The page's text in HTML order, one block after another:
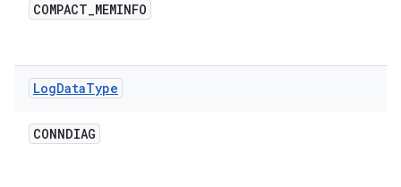
COMPACT_MEMINFO
LogDataType
CONNDIAG